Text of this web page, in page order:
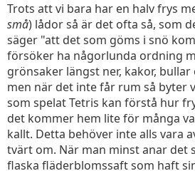
Trots att vi bara har en halv frys
små) lådor så är det ofta så, som
säger "att det som göms i snö
försöker ha någorlunda ordning
grönsaker längst ner, kakor, bullar
men när det inte får rum så byter
som spelat Tetris kan förstå hur
det kommer hem lite för många
kallt. Detta behöver inte alls vara
tvärt om. När man minst anar det
flaska fläderblomssaft som haft